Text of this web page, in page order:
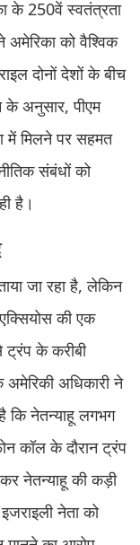
के 250वें स्वतंत्रता
अमेरिका को वैश्विक
दोनों देशों के बीच
के अनुसार, पीएम
में मिलने पर सहमत
संबंधों को
है।
जा रहा है, लेकिन
की एक
ट्रंप के करीबी
अधिकारी ने
कि नेतन्याहू लगभग
कॉल के दौरान ट्रंप
नेतन्याहू की कड़ी
नेता को